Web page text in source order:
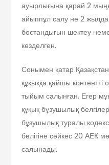
ауырлығына қарай 2
айыппұл салу не 2
бостандығын шектеу
көзделген.
Сонымен қатар
құқыққа қайшы контентті
тыйым салынған. Егер
құқық бұзушылық
бұзушылық туралы
бөлігіне сәйкес 20 АЕК
салынады.